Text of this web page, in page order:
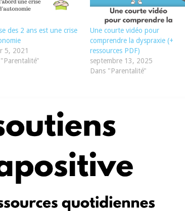
des 2 ans est une crise
5, 2021
Une courte vidéo pour
comprendre la dyspraxie (+
ressources PDF)
septembre 13, 2025
Dans "Parentalité"